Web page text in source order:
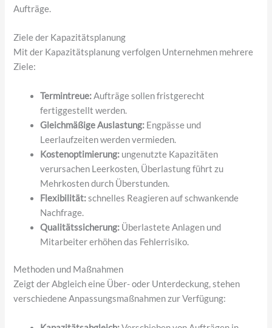
Aufträge.
Ziele der Kapazitätsplanung
Mit der Kapazitätsplanung verfolgen Unternehmen mehrere
Ziele:
Termintreue:Aufträge sollen fristgerecht
fertiggestellt werden.
Gleichmäßige Auslastung: Engpässe und
Leerlaufzeiten werden vermieden.
Kostenoptimierung: ungenutzte Kapazitäten
verursachen Leerkosten, Überlastung führt zu
Mehrkosten durch Überstunden.
Flexibilität:schnelles Reagieren auf schwankende
Nachfrage.
Qualitätssicherung: Überlastete Anlagen und
Mitarbeiter erhöhen das Fehlerrisiko.
Methoden und Maßnahmen
Zeigt der Abgleich eine Über- oder Unterdeckung, stehen
verschiedene Anpassungsmaßnahmen zur Verfügung: